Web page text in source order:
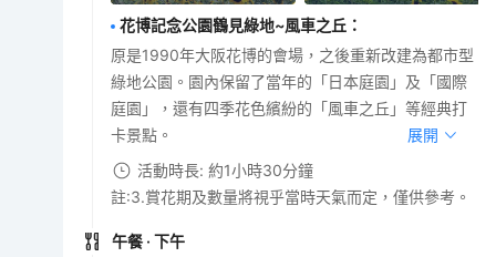
花博記念公園鶴見綠地~風車之丘 ：
原是1990年大阪花博的會場，之後重新改建為都市型
綠地公園。園內保留了當年的「日本庭園」及「國際
庭園」，還有四季花色繽紛的「風車之丘」等經典打
卡景點。
展開
活動時長: 約1小時30分鐘
註:3.賞花期及數量將視乎當時天氣而定，僅供參考。
午餐 · 下午